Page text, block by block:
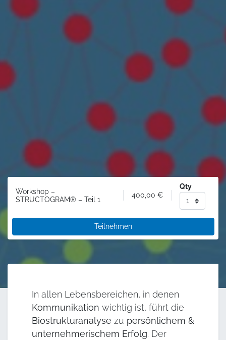
Workshop –
STRUCTOGRAM® – Teil 1
400,00 €
Qty
Teilnehmen
In allen Lebensbereichen, in denen
Kommunikation wichtig ist, führt die
Biostrukturanalyse zu persönlichem &
unternehmerischem Erfolg. Der